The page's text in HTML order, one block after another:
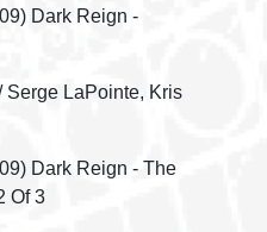
Dark Reign -
LaPointe, Kris
Dark Reign - The
Of 3